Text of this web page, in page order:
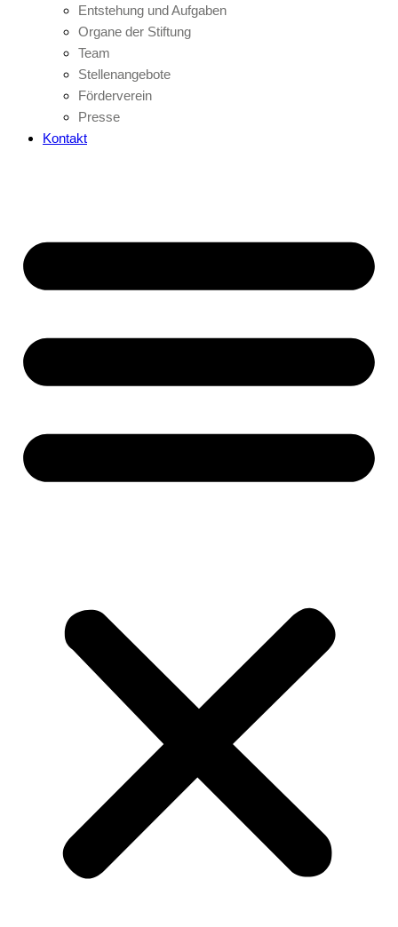
Entstehung und Aufgaben
Organe der Stiftung
Team
Stellenangebote
Förderverein
Presse
Kontakt